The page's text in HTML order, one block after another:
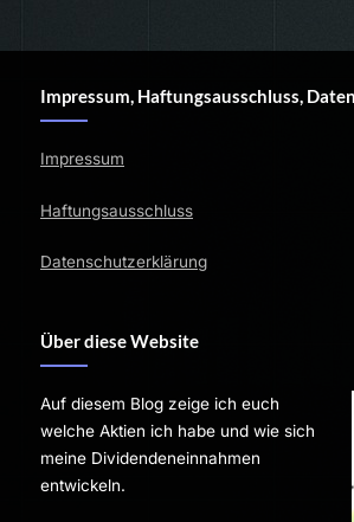
Impressum, Haftungsausschluss,
Impressum
Haftungsausschluss
Datenschutzerklärung
Über diese Website
Auf diesem Blog zeige ich euch
welche Aktien ich habe und wie sich
meine Dividendeneinnahmen
entwickeln.